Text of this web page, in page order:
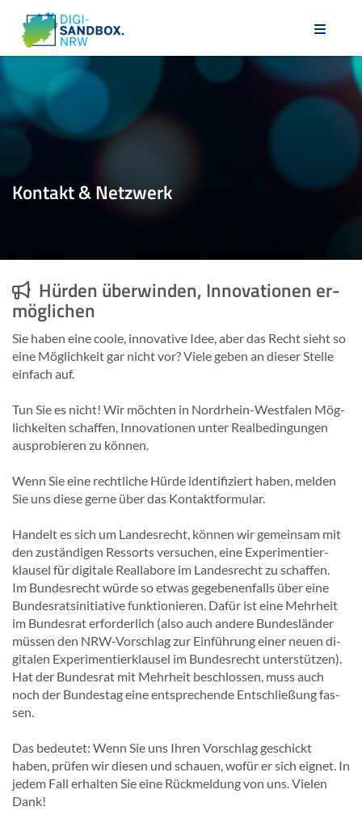
Kon­takt & Netz­werk
Hür­den über­win­den, In­no­va­tio­nen er­
mög­li­chen
Sie haben eine coole, in­no­va­ti­ve Idee, aber das Recht sieht so
eine Mög­lich­keit gar nicht vor? Viele geben an die­ser Stel­le
ein­fach auf.
Tun Sie es nicht! Wir möch­ten in Nordrhein-​Westfalen Mög­
lich­kei­ten schaf­fen, In­no­va­tio­nen unter Re­al­be­din­gun­gen
aus­pro­bie­ren zu kön­nen.
Wenn Sie eine recht­li­che Hürde iden­ti­fi­ziert haben, mel­den
Sie uns diese gerne über das Kon­takt­for­mu­lar.
Han­delt es sich um Lan­des­recht, kön­nen wir ge­mein­sam mit
den zu­stän­di­gen Res­sorts ver­su­chen, eine Ex­pe­ri­men­tier­
klau­sel für di­gi­ta­le Re­al­la­bo­re im Lan­des­recht zu schaf­fen.
Im Bun­des­recht würde so etwas ge­ge­be­nen­falls über eine
Bun­des­rats­in­itia­ti­ve funk­tio­nie­ren. Dafür ist eine Mehr­heit
im Bun­des­rat er­for­der­lich (also auch an­de­re Bun­des­län­der
müs­sen den NRW-​Vorschlag zur Ein­füh­rung einer neuen di­
gi­ta­len Ex­pe­ri­men­tier­klau­sel im Bun­des­recht un­ter­stüt­zen).
Hat der Bun­des­rat mit Mehr­heit be­schlos­sen, muss auch
noch der Bun­des­tag eine ent­spre­chen­de Ent­schlie­ßung fas­
sen.
Das be­deu­tet: Wenn Sie uns Ihren Vor­schlag ge­schickt
haben, prü­fen wir die­sen und schau­en, wofür er sich eig­net. In
jedem Fall er­hal­ten Sie eine Rück­mel­dung von uns. Vie­len
Dank!